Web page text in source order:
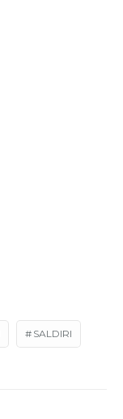
SALDIRI